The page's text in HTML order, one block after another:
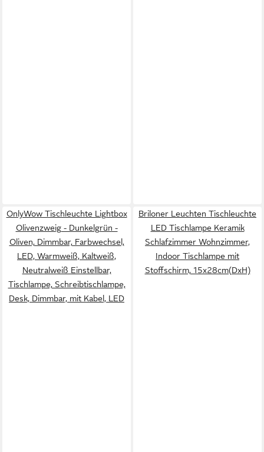
OnlyWow Tischleuchte Lightbox
Olivenzweig - Dunkelgrün -
Oliven, Dimmbar, Farbwechsel,
LED, Warmweiß, Kaltweiß,
Neutralweiß Einstellbar,
Tischlampe, Schreibtischlampe,
Desk, Dimmbar, mit Kabel, LED
Briloner Leuchten Tischleuchte
LED Tischlampe Keramik
Schlafzimmer Wohnzimmer,
Indoor Tischlampe mit
Stoffschirm, 15x28cm(DxH)